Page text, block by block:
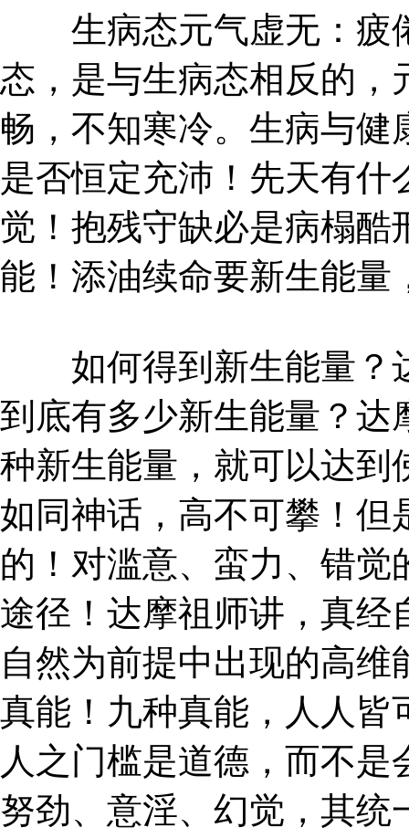
生病态元气虚无：疲
态，是与生病态相反的，
畅，不知寒冷。生病与
是否恒定充沛！先天有
觉！抱残守缺必是病榻
能！添油续命要新生能量
如何得到新生能量？
到底有多少新生能量？达
种新生能量，就可以达到
如同神话，高不可攀！但
的！对滥意、蛮力、错
途径！达摩祖师讲，真经
自然为前提中出现的高
真能！九种真能，人人皆
人之门槛是道德，而不
努劲、意淫、幻觉，其统